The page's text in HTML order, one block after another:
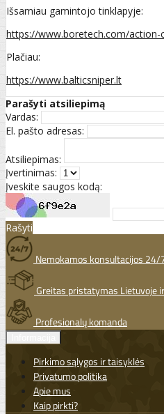
Išsamiau gamintojo tinklapyje:
https://www.boretech.com/action-
Plačiau:
https://www.balticsniper.lt
Parašyti atsiliepimą
Vardas:
El. pašto adresas:
Atsiliepimas:
Įvertinimas:
Įveskite saugos kodą:
Rašyti
Nemokamos konsultacijos 24/
Greitas pristatymas Lietuvoje
Profesionalų komanda
Pirkimo sąlygos ir taisyklės
Privatumo politika
Apie mus
Kaip pirkti?